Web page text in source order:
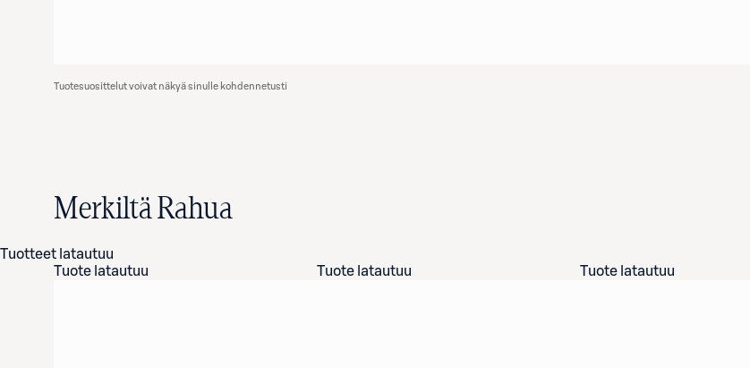
Tuotesuosittelut voivat näkyä sinulle kohdennetusti
Merkiltä Rahua
Tuotteet latautuu
Tuote latautuu
Tuote latautuu Tuote latautuu